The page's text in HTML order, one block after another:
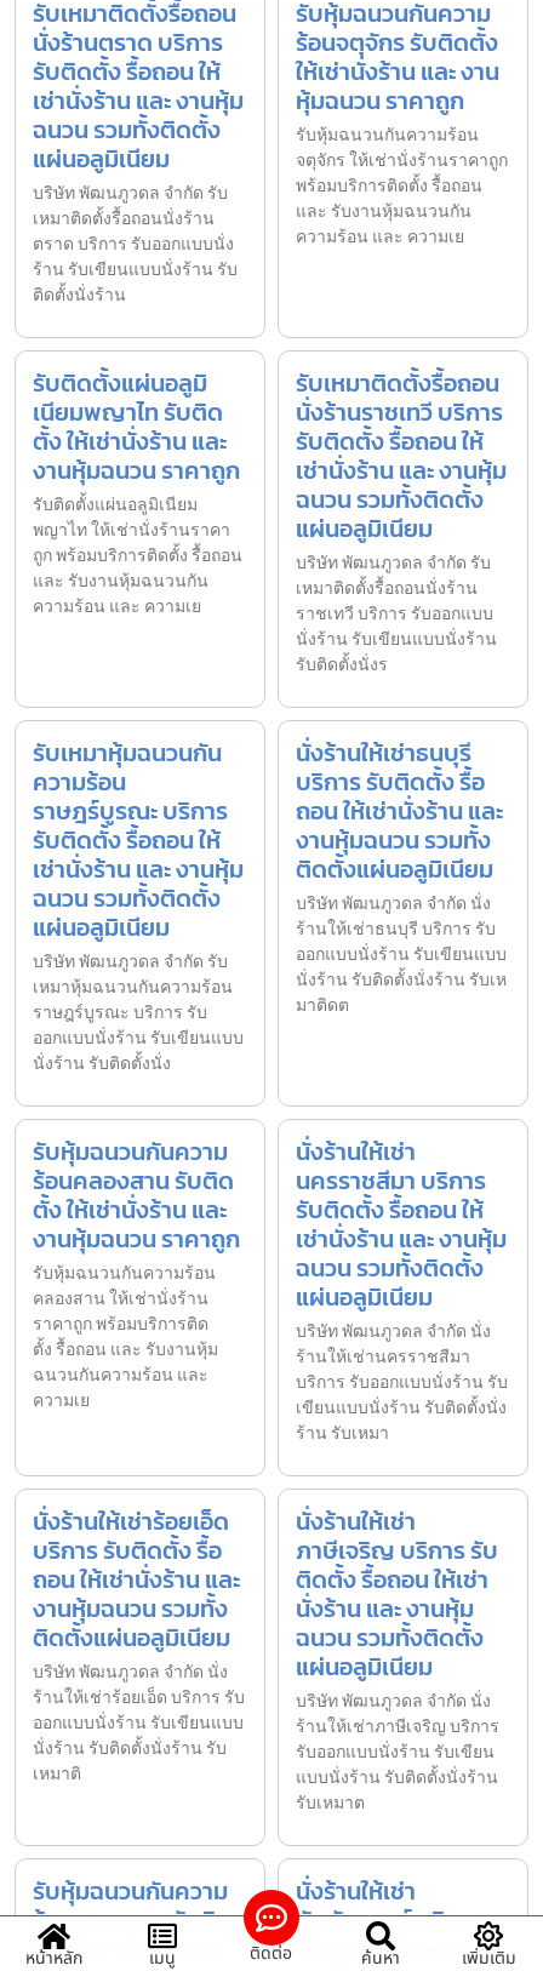
รับเหมาติดตั้งรื้อถอน
นั่งร้านตราด บริการ
รับติดตั้ง รื้อถอน ให้
เช่านั่งร้าน และ งานหุ้ม
ฉนวน รวมทั้งติดตั้ง
แผ่นอลูมิเนียม
บริษัท พัฒนภูวดล จำกัด รับ
เหมาติดตั้งรื้อถอนนั่งร้าน
ตราด บริการ รับออกแบบนั่ง
ร้าน รับเขียนแบบนั่งร้าน รับ
ติดตั้งนั่งร้าน
รับหุ้มฉนวนกันความ
ร้อนจตุจักร รับติดตั้ง
ให้เช่านั่งร้าน และ งาน
หุ้มฉนวน ราคาถูก
รับหุ้มฉนวนกันความร้อน
จตุจักร ให้เช่านั่งร้านราคาถูก
พร้อมบริการติดตั้ง รื้อถอน
และ รับงานหุ้มฉนวนกัน
ความร้อน และ ความเย
รับติดตั้งแผ่นอลูมิ
เนียมพญาไท รับติด
ตั้ง ให้เช่านั่งร้าน และ
งานหุ้มฉนวน ราคาถูก
รับติดตั้งแผ่นอลูมิเนียม
พญาไท ให้เช่านั่งร้านราคา
ถูก พร้อมบริการติดตั้ง รื้อถอน
และ รับงานหุ้มฉนวนกัน
ความร้อน และ ความเย
รับเหมาติดตั้งรื้อถอน
นั่งร้านราชเทวี บริการ
รับติดตั้ง รื้อถอน ให้
เช่านั่งร้าน และ งานหุ้ม
ฉนวน รวมทั้งติดตั้ง
แผ่นอลูมิเนียม
บริษัท พัฒนภูวดล จำกัด รับ
เหมาติดตั้งรื้อถอนนั่งร้าน
ราชเทวี บริการ รับออกแบบ
นั่งร้าน รับเขียนแบบนั่งร้าน
รับติดตั้งนั่งร
รับเหมาหุ้มฉนวนกัน
ความร้อน
ราษฎร์บูรณะ บริการ
รับติดตั้ง รื้อถอน ให้
เช่านั่งร้าน และ งานหุ้ม
ฉนวน รวมทั้งติดตั้ง
แผ่นอลูมิเนียม
บริษัท พัฒนภูวดล จำกัด รับ
เหมาหุ้มฉนวนกันความร้อน
ราษฎร์บูรณะ บริการ รับ
ออกแบบนั่งร้าน รับเขียนแบบ
นั่งร้าน รับติดตั้งนั่ง
นั่งร้านให้เช่าธนบุรี
บริการ รับติดตั้ง รื้อ
ถอน ให้เช่านั่งร้าน และ
งานหุ้มฉนวน รวมทั้ง
ติดตั้งแผ่นอลูมิเนียม
บริษัท พัฒนภูวดล จำกัด นั่ง
ร้านให้เช่าธนบุรี บริการ รับ
ออกแบบนั่งร้าน รับเขียนแบบ
นั่งร้าน รับติดตั้งนั่งร้าน รับเห
มาติดต
รับหุ้มฉนวนกันความ
ร้อนคลองสาน รับติด
ตั้ง ให้เช่านั่งร้าน และ
งานหุ้มฉนวน ราคาถูก
รับหุ้มฉนวนกันความร้อน
คลองสาน ให้เช่านั่งร้าน
ราคาถูก พร้อมบริการติด
ตั้ง รื้อถอน และ รับงานหุ้ม
ฉนวนกันความร้อน และ
ความเย
นั่งร้านให้เช่า
นครราชสีมา บริการ
รับติดตั้ง รื้อถอน ให้
เช่านั่งร้าน และ งานหุ้ม
ฉนวน รวมทั้งติดตั้ง
แผ่นอลูมิเนียม
บริษัท พัฒนภูวดล จำกัด นั่ง
ร้านให้เช่านครราชสีมา
บริการ รับออกแบบนั่งร้าน รับ
เขียนแบบนั่งร้าน รับติดตั้งนั่ง
ร้าน รับเหมา
นั่งร้านให้เช่าร้อยเอ็ด
บริการ รับติดตั้ง รื้อ
ถอน ให้เช่านั่งร้าน และ
งานหุ้มฉนวน รวมทั้ง
ติดตั้งแผ่นอลูมิเนียม
บริษัท พัฒนภูวดล จำกัด นั่ง
ร้านให้เช่าร้อยเอ็ด บริการ รับ
ออกแบบนั่งร้าน รับเขียนแบบ
นั่งร้าน รับติดตั้งนั่งร้าน รับ
เหมาติ
นั่งร้านให้เช่า
ภาษีเจริญ บริการ รับ
ติดตั้ง รื้อถอน ให้เช่า
นั่งร้าน และ งานหุ้ม
ฉนวน รวมทั้งติดตั้ง
แผ่นอลูมิเนียม
บริษัท พัฒนภูวดล จำกัด นั่ง
ร้านให้เช่าภาษีเจริญ บริการ
รับออกแบบนั่งร้าน รับเขียน
แบบนั่งร้าน รับติดตั้งนั่งร้าน
รับเหมาต
รับหุ้มฉนวนกันความ
ร้อนคลองเตย รับติด
ตั้ง ให้เช่านั่งร้าน และ
นั่งร้านให้เช่า
สัมพันธวงศ์ บริการ
รับติดตั้ง รื้อถอน ให้
หน้าหลัก เมนู ติดต่อ ค้นหา เพิ่มเติม